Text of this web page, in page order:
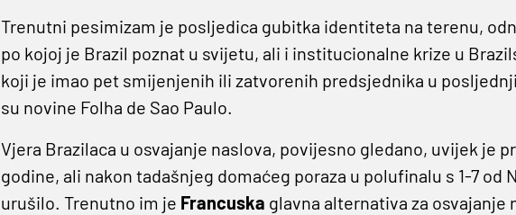
Trenutni pesimizam je posljedica gubitka identiteta na terenu,
po kojoj je Brazil poznat u svijetu, ali i institucionalne krize u
koji je imao pet smijenjenih ili zatvorenih predsjednika u
su novine Folha de Sao Paulo.
Vjera Brazilaca u osvajanje naslova, povijesno gledano, uvijek je
godine, ali nakon tadašnjeg domaćeg poraza u polufinalu s 1-7 od
urušilo. Trenutno im je Francuska glavna alternativa za osvajanje